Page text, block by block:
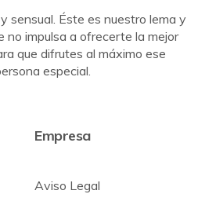
sensual. Éste es nuestro lema y
no impulsa a ofrecerte la mejor
que difrutes al máximo ese
especial.
Empresa
Aviso Legal